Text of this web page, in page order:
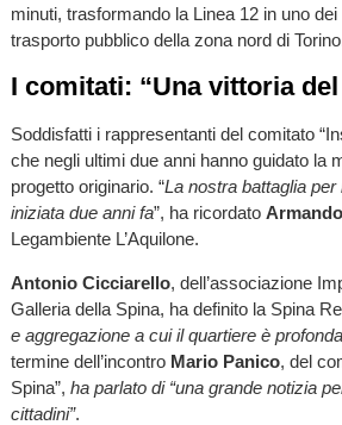
minuti, trasformando la Linea 12 in uno
trasporto pubblico della zona nord di
I comitati: “Una vittoria
Soddisfatti i rappresentanti del comitato
che negli ultimi due anni hanno guidato la
progetto originario. “La nostra battaglia
iniziata due anni fa”, ha ricordato
Legambiente L’Aquilone.
Antonio Cicciarello, dell’associazione
Galleria della Spina, ha definito la Spina
e aggregazione a cui il quartiere è
termine dell’incontro Mario Panico, del
Spina”, ha parlato di “una grande notizia
cittadini”.